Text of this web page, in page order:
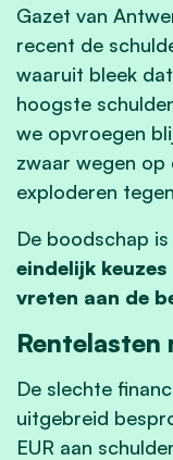
Gazet van
recent de
waaruit bleek
hoogste
we opvroegen
zwaar wegen op
exploderen
De boodschap
eindelijk
vreten aan de
Rentelasten
De slechte
uitgebreid
EUR aan